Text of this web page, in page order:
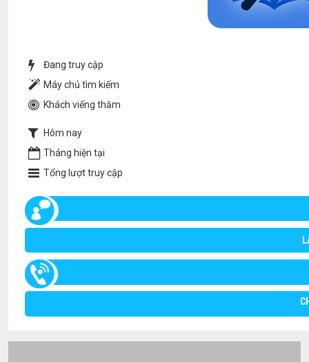
Đang truy cập
Máy chủ tìm kiếm
Khách viếng thăm
Hôm nay
Tháng hiện tại
Tổng lượt truy cập